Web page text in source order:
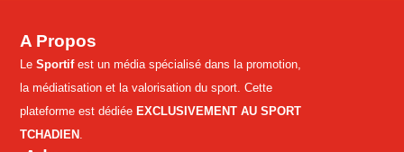
A Propos
LeSportifest un média spécialisé dans la promotion,
la médiatisation et la valorisation du sport. Cette
plateforme est dédiée EXCLUSIVEMENT AU SPORT
TCHADIEN .